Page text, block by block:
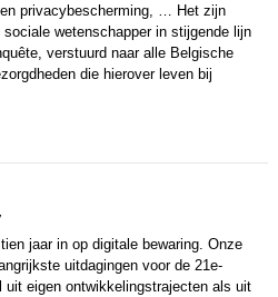
privacybescherming, … Het zijn
wetenschapper in stijgende lijn
verstuurd naar alle Belgische
die hierover leven bij
jaar in op digitale bewaring. Onze
uitdagingen voor de 21e-
eigen ontwikkelingstrajecten als uit